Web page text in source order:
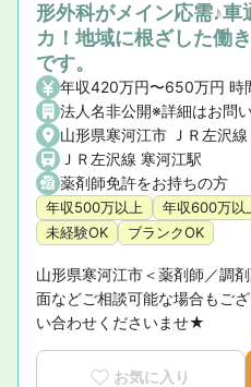
形外科がメイン応需♪車
カ！地域に根ざした働
です。
法人名非公開※詳細はお問
山形県寒河江市 ＪＲ左沢
ＪＲ左沢線 寒河江駅
薬剤師免許をお持ちの方
年収500万以上 年収600万以
未経験OK
ブランクOK
山形県寒河江市＜薬剤師／調
面などご相談可能な場合もご
い合わせくださいませ★
お気に入り